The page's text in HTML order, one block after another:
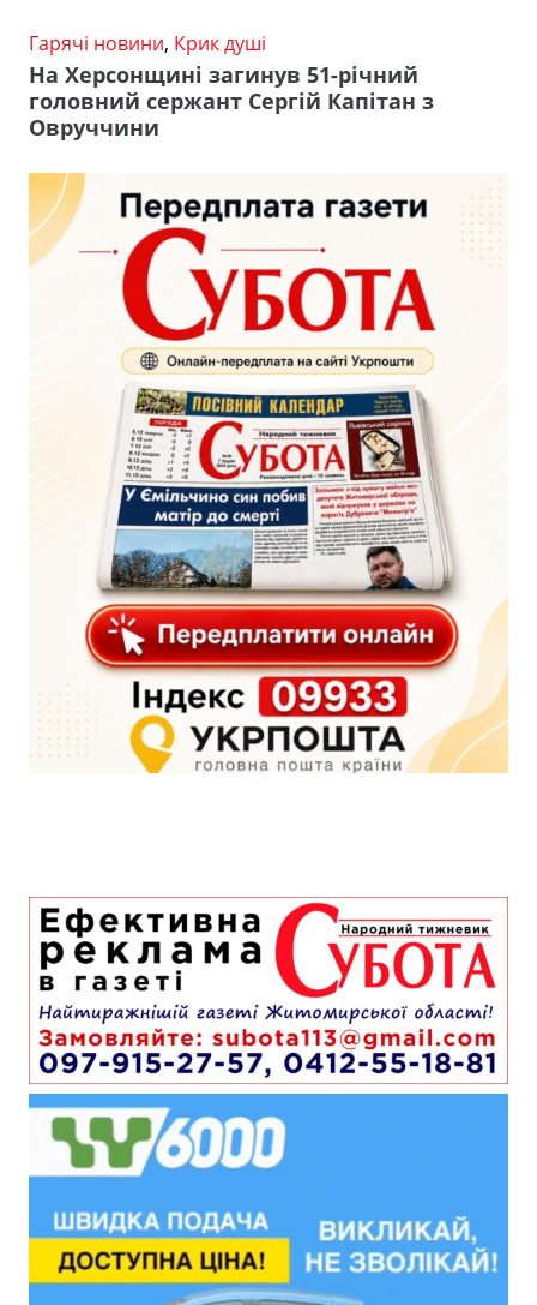
Гарячі новини, Крик душі
На Херсонщині загинув 51-річний
головний сержант Сергій Капітан з
Овруччини